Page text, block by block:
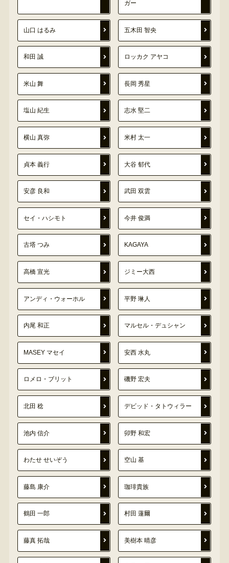
ガー
山口 はるみ 五木田 智央
和田 誠 ロッカク アヤコ
米山 舞 長岡 秀星
塩山 紀生 志水 堅二
横山 真弥 米村 太一
貞本 義行 大谷 郁代
安彦 良和 武田 双雲
セイ・ハシモト 今井 俊満
古塔 つみ KAGAYA
高橋 宣光 ジミー大西
アンディ・ウォーホル 平野 琳人
内尾 和正 マルセル・デュシャン
MASEY マセイ 安西 水丸
ロメロ・ブリット 磯野 宏夫
北田 稔 デビッド・タトウィラー
池内 信介 卯野 和宏
わたせ せいぞう 空山 基
藤島 康介 珈琲貴族
鶴田 一郎 村田 蓮爾
藤真 拓哉 美樹本 晴彦